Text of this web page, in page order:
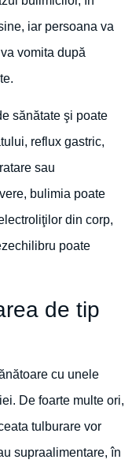
iar persoana va
vomita după
sănătate şi poate
reflux gastric,
sau
bulimia poate
din corp,
poate
de tip
cu unele
De foarte multe ori,
tulburare vor
supraalimentare, în